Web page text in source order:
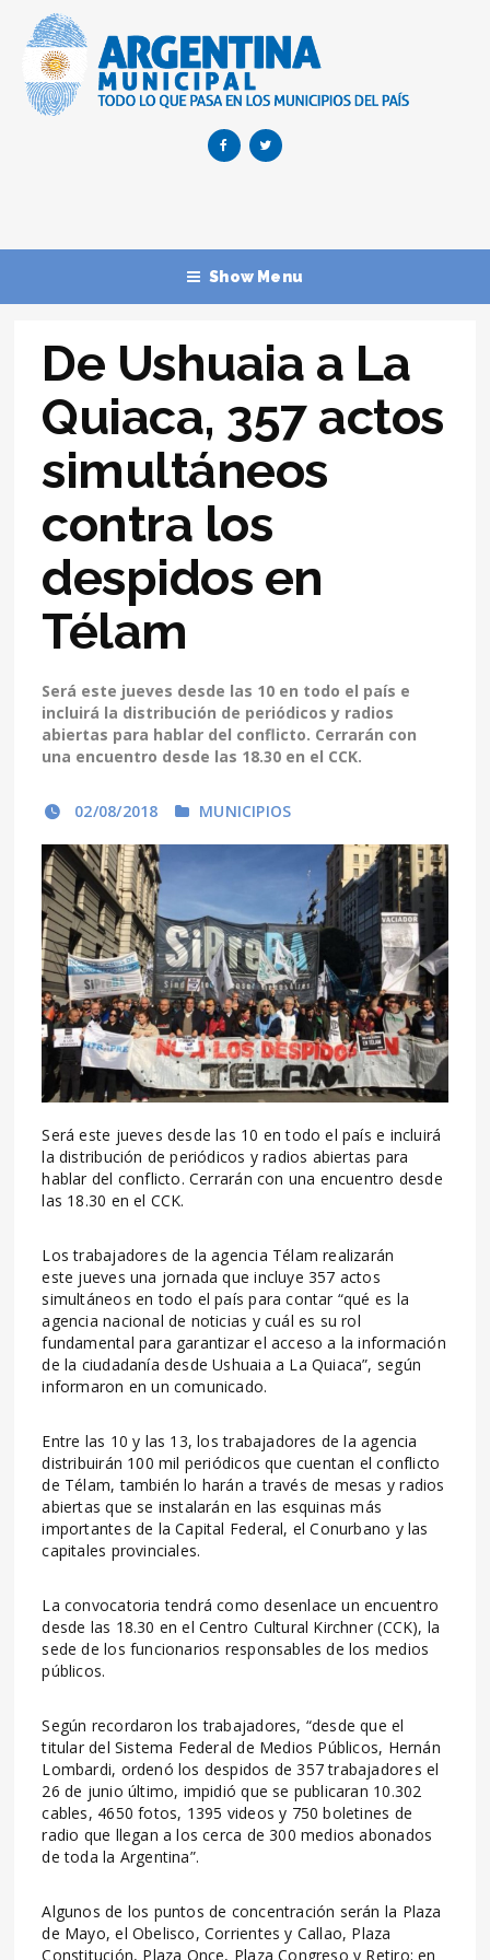
Show Menu
De Ushuaia a La
Quiaca, 357 actos
simultáneos
contra los
despidos en
Télam
Será este jueves desde las 10 en todo el país e
incluirá la distribución de periódicos y radios
abiertas para hablar del conflicto. Cerrarán con
una encuentro desde las 18.30 en el CCK.
02/08/2018 MUNICIPIOS
Será este jueves desde las 10 en todo el país e incluirá
la distribución de periódicos y radios abiertas para
hablar del conflicto. Cerrarán con una encuentro desde
las 18.30 en el CCK.
Los trabajadores de la agencia Télam realizarán
este jueves una jornada que incluye 357 actos
simultáneos en todo el país para contar “qué es la
agencia nacional de noticias y cuál es su rol
fundamental para garantizar el acceso a la información
de la ciudadanía desde Ushuaia a La Quiaca”, según
informaron en un comunicado.
Entre las 10 y las 13, los trabajadores de la agencia
distribuirán 100 mil periódicos que cuentan el conflicto
de Télam, también lo harán a través de mesas y radios
abiertas que se instalarán en las esquinas más
importantes de la Capital Federal, el Conurbano y las
capitales provinciales.
La convocatoria tendrá como desenlace un encuentro
desde las 18.30 en el Centro Cultural Kirchner (CCK), la
sede de los funcionarios responsables de los medios
públicos.
Según recordaron los trabajadores, “desde que el
titular del Sistema Federal de Medios Públicos, Hernán
Lombardi, ordenó los despidos de 357 trabajadores el
26 de junio último, impidió que se publicaran 10.302
cables, 4650 fotos, 1395 videos y 750 boletines de
radio que llegan a los cerca de 300 medios abonados
de toda la Argentina”.
Algunos de los puntos de concentración serán la Plaza
de Mayo, el Obelisco, Corrientes y Callao, Plaza
Constitución, Plaza Once, Plaza Congreso y Retiro; en